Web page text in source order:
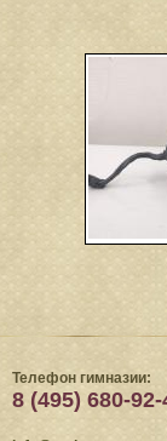
Телефон гимназии:
8 (495) 680-92-